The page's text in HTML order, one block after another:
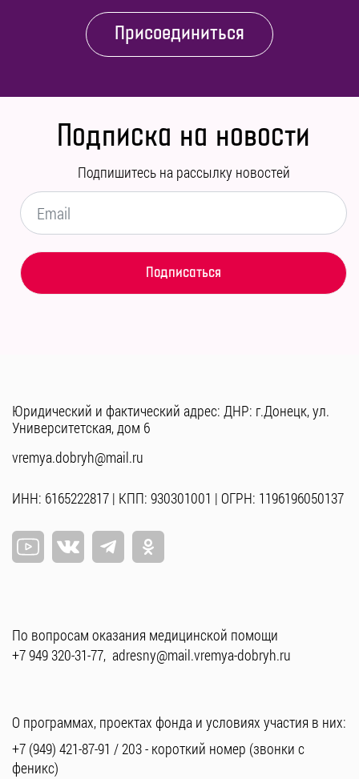
Присоединиться
Подписка на новости
Подпишитесь на рассылку новостей
Юридический и фактический адрес: ДНР: г.Донецк, ул.
Университетская, дом 6
vremya.dobryh@mail.ru
ИНН: 6165222817 | КПП: 930301001 | ОГРН: 1196196050137
По вопросам оказания медицинской помощи
+7 949 320-31-77, adresny@mail.vremya-dobryh.ru
О программах, проектах фонда и условиях участия в них:
+7 (949) 421-87-91 / 203- короткий номер (звонки с
феникс)